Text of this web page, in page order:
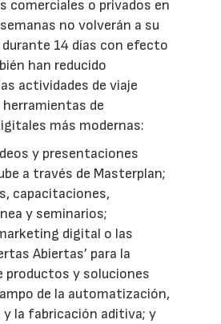
comerciales o privados en
no volverán a su
14 días con efecto
han reducido
actividades de viaje
de
más modernas:
y presentaciones
a través de Masterplan;
capacitaciones,
y seminarios;
digital o las
Abiertas’ para la
productos y soluciones
de la automatización,
la fabricación aditiva; y